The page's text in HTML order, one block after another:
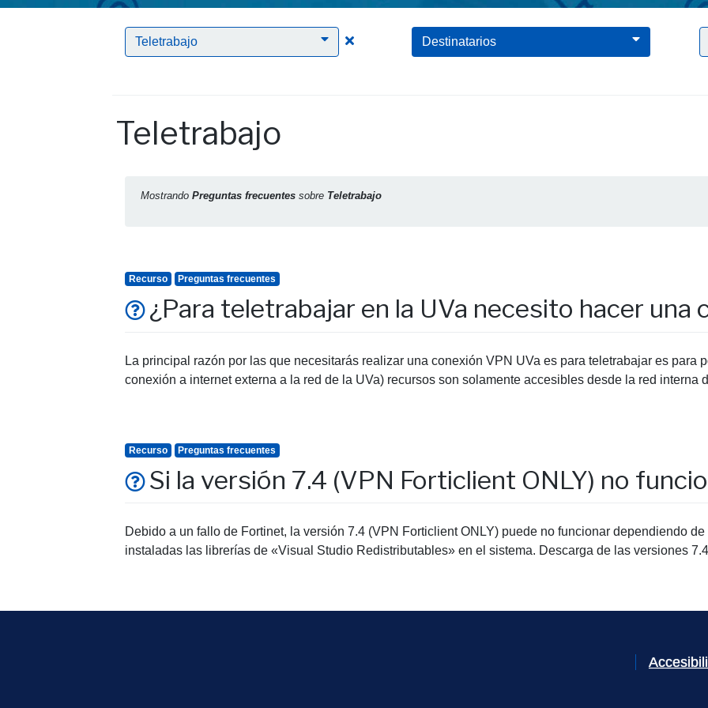
Teletrabajo Clic para borrar el filtro Teletrabajo
Destinatarios
Teletrabajo
Mostrando Preguntas frecuentes sobre Teletrabajo
Recurso Preguntas frecuentes
¿Para teletrabajar en la UVa necesito hacer una
La principal razón por las que necesitarás realizar una conexión VPN UVa es para teletrabajar es para
conexión a internet externa a la red de la UVa) recursos son solamente accesibles desde la red interna
Recurso Preguntas frecuentes
Si la versión 7.4 (VPN Forticlient ONLY) no
Debido a un fallo de Fortinet, la versión 7.4 (VPN Forticlient ONLY) puede no funcionar dependiendo
instaladas las librerías de «Visual Studio Redistributables» en el sistema. Descarga de las versiones